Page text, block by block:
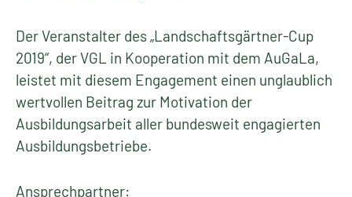
Der Veranstalter des „Landschaftsgärtner-Cup
2019“, der VGL in Kooperation mit dem AuGaLa,
leistet mit diesem Engagement einen unglaublich
wertvollen Beitrag zur Motivation der
Ausbildungsarbeit aller bundesweit engagierten
Ausbildungsbetriebe.
Ansprechpartner: